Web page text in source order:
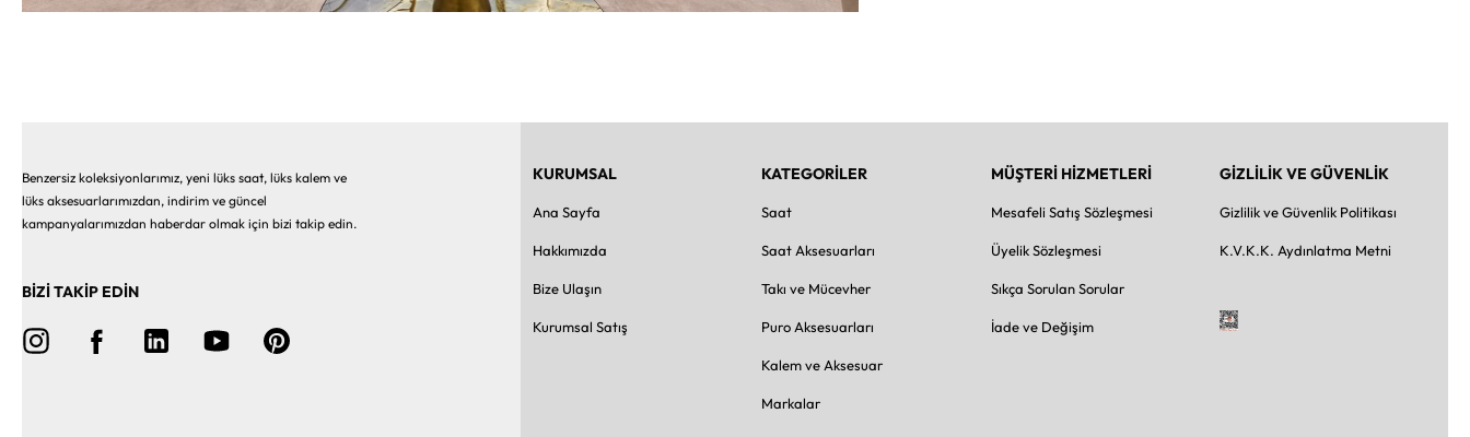
Benzersiz koleksiyonlarımız, yeni lüks saat, lüks kalem ve
lüks aksesuarlarımızdan, indirim ve güncel
kampanyalarımızdan haberdar olmak için bizi takip edin.
BİZİ TAKİP EDİN
KURUMSAL
Ana Sayfa
Hakkımızda
Bize Ulaşın
Kurumsal Satış
KATEGORİLER
Saat
Saat Aksesuarları
Takı ve Mücevher
Puro Aksesuarları
Kalem ve Aksesuar
Markalar
MÜŞTERİ HİZMETLERİ
Mesafeli Satış Sözleşmesi
Üyelik Sözleşmesi
Sıkça Sorulan Sorular
İade ve Değişim
GİZLİLİK VE GÜVENLİK
Gizlilik ve Güvenlik Politikası
K.V.K.K. Aydınlatma Metni